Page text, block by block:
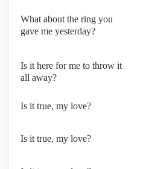
What about the ring you
gave me yesterday?
Is it here for me to throw it
all away?
Is it true, my love?
Is it true, my love?